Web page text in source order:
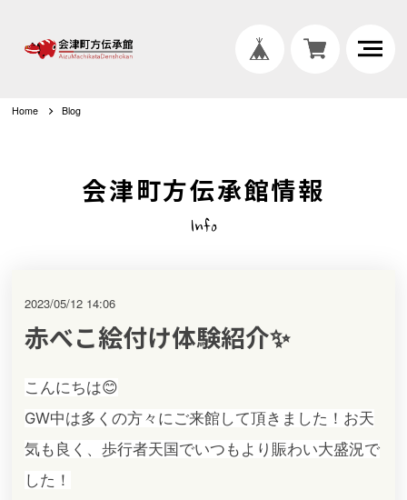
Home Blog
会津町方伝承館情報
Info
赤べこ絵付け体験紹介✨
2023/05/12 14:06
こんにちは😊
GW中は多くの方々にご来館して頂きました！お天
気も良く、歩行者天国でいつもより賑わい大盛況で
した！